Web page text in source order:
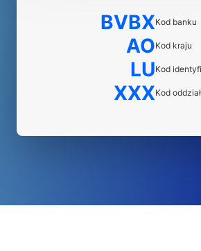
BVBXKod banku
AOKod kraju
LUKod
XXXKod